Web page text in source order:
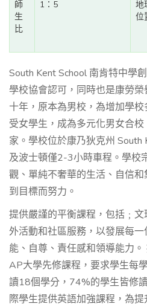
師
生
比
1：5
地
位
South Kent School 南肯特中學
學校協會認可，同時也是康勞
十年，原本為男校，為增加學
受女學生，成為多元化男女合
家。學校位於康乃狄克州
及波士頓僅2-3小時車程。學校
觀、單純不奢華的生活、自信
到目標而努力。
提供嚴謹的平衡課程，包括﹔
外活動和社區服務，以發展每
能、自尊、責任感和領導能力
AP大學先修課程，要求學生每
讀18個學分，74%的學生皆修
際學生提供英語加強課程，為